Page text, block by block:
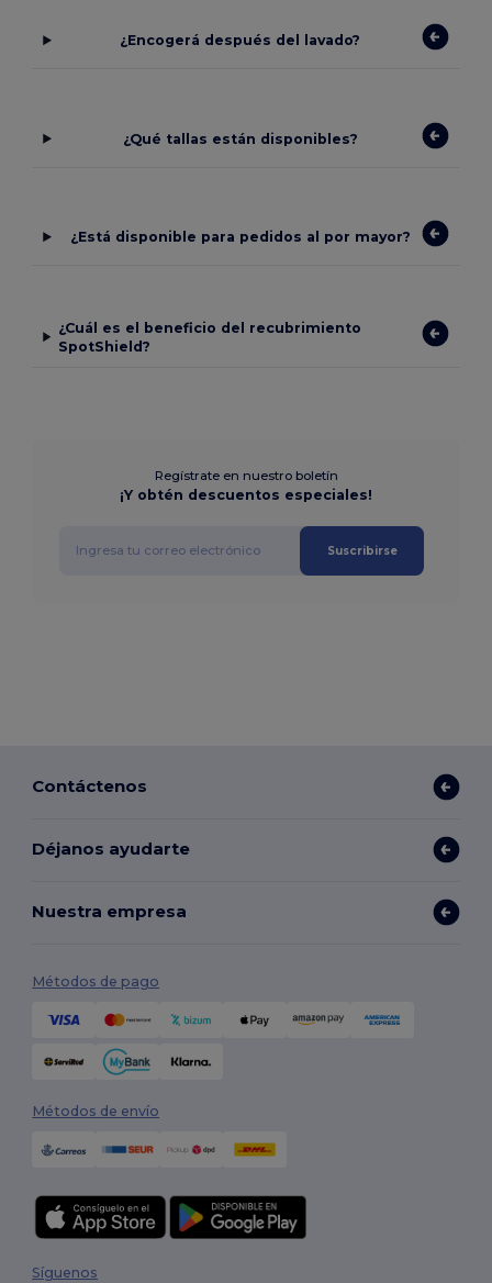
¿Encogerá después del lavado?
¿Qué tallas están disponibles?
¿Está disponible para pedidos al por mayor?
¿Cuál es el beneficio del recubrimiento
SpotShield?
Regístrate en nuestro boletín
¡Y obtén descuentos especiales!
Suscribirse
Contáctenos
Déjanos ayudarte
Nuestra empresa
Métodos de pago
Métodos de envío
Síguenos